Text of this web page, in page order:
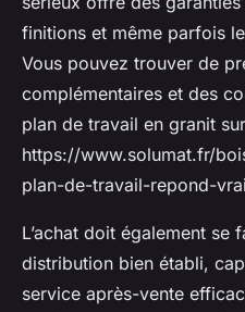
finitions et même parfois
Vous pouvez trouver de
complémentaires et des
plan de travail en granit
https://www.solumat.fr/
plan-de-travail-repond-
L’achat doit également se
distribution bien établi,
service après-vente